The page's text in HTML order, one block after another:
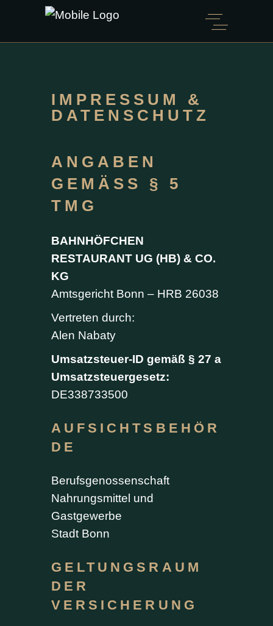
IMPRESSUM &
DATENSCHUTZ
ANGABEN
GEMÄSS § 5 T
MG
BAHNHÖFCHEN
RESTAURANT UG (HB) & CO.
KG
Amtsgericht Bonn – HRB 26038
Vertreten durch:
Alen Nabaty
Umsatzsteuer-ID gemäß § 27 a
Umsatzsteuergesetz:
DE338733500
AUFSICHTSBEHÖR
DE
Berufsgenossenschaft
Nahrungsmittel und
Gastgewerbe
Stadt Bonn
GELTUNGSRAUM
DER
VERSICHERUNG